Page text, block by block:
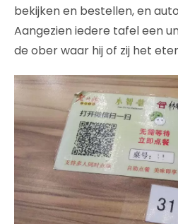
bekijken en bestellen, en
Aangezien iedere tafel een
de ober waar hij of zij het